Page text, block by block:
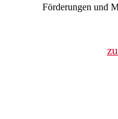
Förderungen und